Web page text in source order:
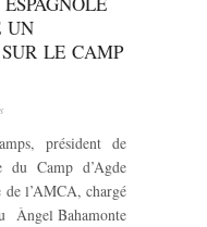
UN
LE CAMP
président de
du Camp d’Agde
l’AMCA, chargé
Àngel Bahamonte